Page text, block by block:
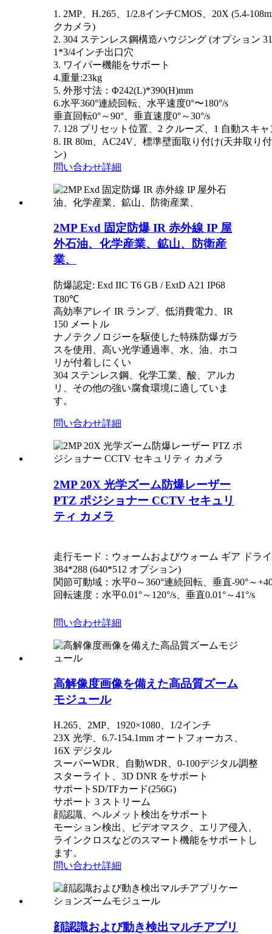
1. 2MP、H.265、1/2.8インチCMOS、20X (5.4-
クカメラ)
2. 304 ステンレス鋼構造ハウジング (オプション
1*3/4インチ出口穴
3. ワイパー機能をサポート
4.重量:23kg
5. 外形寸法 ： Φ242(L)*390(H)mm
6.水平360°連続回転、水平速度0°〜180°/s
垂直回転0°～90°、垂直速度0°～30°/s
7. 128 プリセット位置、2 クルーズ、1 自動スキャ
8. IR 80m、AC24V、標準壁面取り付け(天井取り
ン)
問い合わせ詳細
2MP Exd 固定防爆 IR 赤外線 IP 屋
外石油、化学産業、鉱山、防衛産
業、
防爆認定: Exd IIC T6 GB / ExtD A21 IP68
T80℃
高効率アレイ IR ランプ、低消費電力、IR
150 メートル
ナノテクノロジーを駆使した特殊防爆ガラ
スを使用、高い光学通過率、水、油、ホコ
リが付着しにくい
304 ステンレス鋼、化学工業、酸、アルカ
リ、その他の強い腐食環境に適していま
す。
問い合わせ詳細
2MP 20X 光学ズーム防爆レーザー
PTZ ポジショナー CCTV セキュリ
ティ カメラ
走行モード ： ウォームおよびウォーム ギア ドラ
384*288 (640*512 オプション)
関節可動域 ： 水平0～360°連続回転、垂直-90°～
回転速度 ： 水平0.01°～120°/s、垂直0.01°～41°/s
問い合わせ詳細
高解像度画像を備えた高品質ズーム
モジュール
H.265、2MP、1920×1080、1/2インチ
23X 光学、6.7-154.1mm オートフォーカス、
16X デジタル
スーパーWDR、自動WDR、0-100デジタル調整
スターライト、3D DNR をサポート
サポートSD/TFカード(256G)
サポート 3 ストリーム
顔認識、ヘルメット検出をサポート
モーション検出、ビデオマスク、エリア侵入、
ラインクロスなどのスマート機能をサポートし
ます。
問い合わせ詳細
顔認識および動き検出マルチアプリ